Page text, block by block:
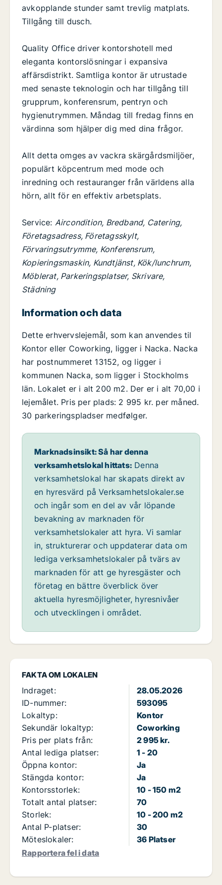
FAKTA OM LOKALEN
Indraget:
28.05.2026
ID-nummer:
593095
Lokaltyp:
Kontor
Sekundär lokaltyp:
Coworking
Pris per plats från:
2 995 kr.
Antal lediga platser:
1 - 20
Öppna kontor:
Ja
Stängda kontor:
Ja
Kontorsstorlek:
10 - 150 m2
Totalt antal platser:
70
Storlek:
10 - 200 m2
Antal P-platser:
30
Möteslokaler:
36 Platser
Rapportera fel i data
avkopplande stunder samt trevlig matplats.
Tillgång till dusch.
Quality Office driver kontorshotell med
eleganta kontorslösningar i expansiva
affärsdistrikt. Samtliga kontor är utrustade
med senaste teknologin och har tillgång till
grupprum, konferensrum, pentryn och
hygienutrymmen. Måndag till fredag finns en
värdinna som hjälper dig med dina frågor.
Allt detta omges av vackra skärgårdsmiljöer,
populärt köpcentrum med mode och
inredning och restauranger från världens alla
hörn, allt för en effektiv arbetsplats.
Service: Aircondition, Bredband, Catering,
Företagsadress, Företagsskylt,
Förvaringsutrymme, Konferensrum,
Kopieringsmaskin, Kundtjänst, Kök/lunchrum,
Möblerat, Parkeringsplatser, Skrivare,
Städning
Information och data
Dette erhvervslejemål, som kan anvendes til
Kontor eller Coworking, ligger i Nacka. Nacka
har postnummeret 13152, og ligger i
kommunen Nacka, som ligger i Stockholms
län. Lokalet er i alt 200 m2. Der er i alt 70,00 i
lejemålet. Pris per plads: 2 995 kr. per måned.
30 parkeringspladser medfølger.
Marknadsinsikt: Så har denna
verksamhetslokal hittats: Denna
verksamhetslokal har skapats direkt av
en hyresvärd på Verksamhetslokaler.se
och ingår som en del av vår löpande
bevakning av marknaden för
verksamhetslokaler att hyra. Vi samlar
in, strukturerar och uppdaterar data om
lediga verksamhetslokaler på tvärs av
marknaden för att ge hyresgäster och
företag en bättre överblick över
aktuella hyresmöjligheter, hyresnivåer
och utvecklingen i området.